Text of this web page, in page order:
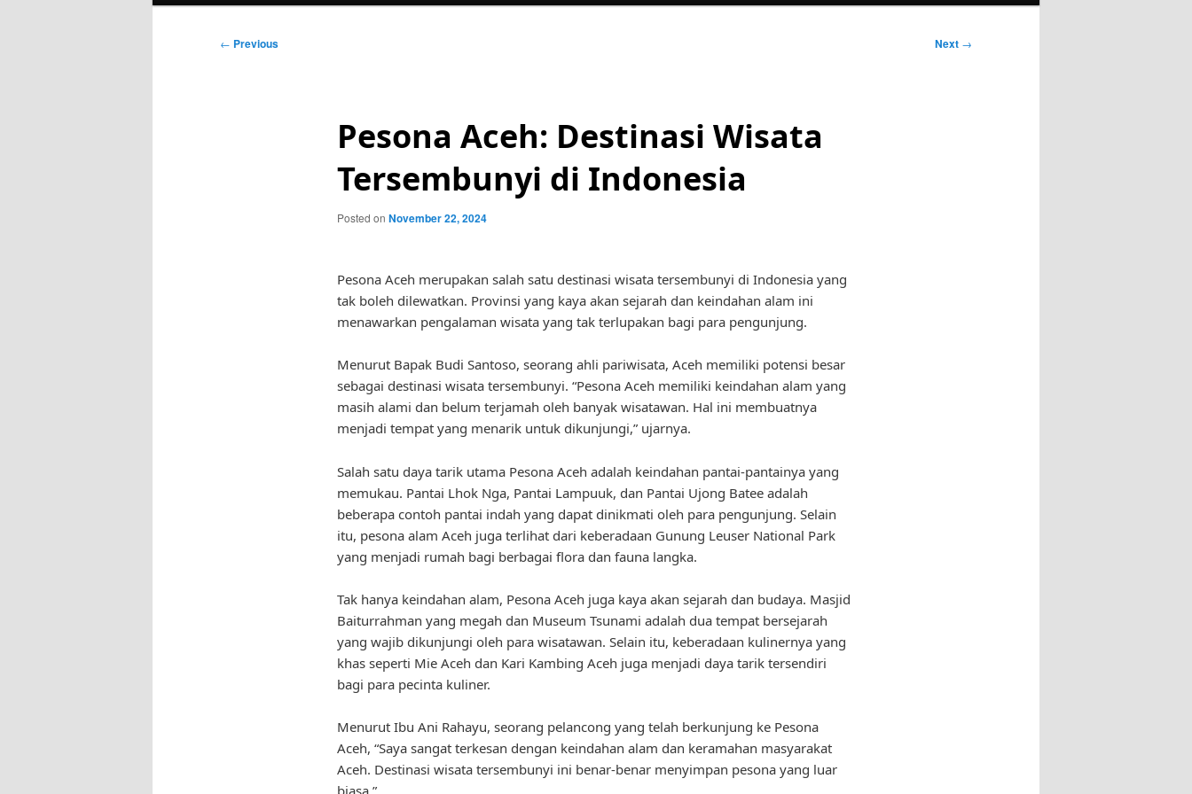
Post
← Previous Next →
Pesona Aceh: Destinasi Wisata
Tersembunyi di Indonesia
Posted on November 22, 2024
Pesona Aceh merupakan salah satu destinasi wisata tersembunyi di Indonesia yang
tak boleh dilewatkan. Provinsi yang kaya akan sejarah dan keindahan alam ini
menawarkan pengalaman wisata yang tak terlupakan bagi para pengunjung.
Menurut Bapak Budi Santoso, seorang ahli pariwisata, Aceh memiliki potensi besar
sebagai destinasi wisata tersembunyi. “Pesona Aceh memiliki keindahan alam yang
masih alami dan belum terjamah oleh banyak wisatawan. Hal ini membuatnya
menjadi tempat yang menarik untuk dikunjungi,” ujarnya.
Salah satu daya tarik utama Pesona Aceh adalah keindahan pantai-pantainya yang
memukau. Pantai Lhok Nga, Pantai Lampuuk, dan Pantai Ujong Batee adalah
beberapa contoh pantai indah yang dapat dinikmati oleh para pengunjung. Selain
itu, pesona alam Aceh juga terlihat dari keberadaan Gunung Leuser National Park
yang menjadi rumah bagi berbagai flora dan fauna langka.
Tak hanya keindahan alam, Pesona Aceh juga kaya akan sejarah dan budaya. Masjid
Baiturrahman yang megah dan Museum Tsunami adalah dua tempat bersejarah
yang wajib dikunjungi oleh para wisatawan. Selain itu, keberadaan kulinernya yang
khas seperti Mie Aceh dan Kari Kambing Aceh juga menjadi daya tarik tersendiri
bagi para pecinta kuliner.
Menurut Ibu Ani Rahayu, seorang pelancong yang telah berkunjung ke Pesona
Aceh, “Saya sangat terkesan dengan keindahan alam dan keramahan masyarakat
Aceh. Destinasi wisata tersembunyi ini benar-benar menyimpan pesona yang luar